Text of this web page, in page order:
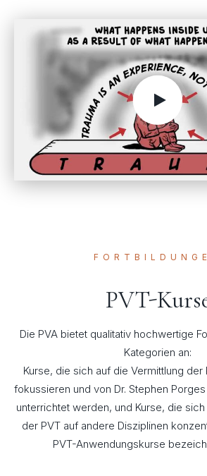
PVT-
Die PVA bietet qualitativ hochwertige
Kategorien an:
Kurse, die sich auf die Vermittlung
fokussieren und von Dr. Stephen
unterrichtet werden, und Kurse, die
der PVT auf andere Disziplinen
PVT-Anwendungskurse